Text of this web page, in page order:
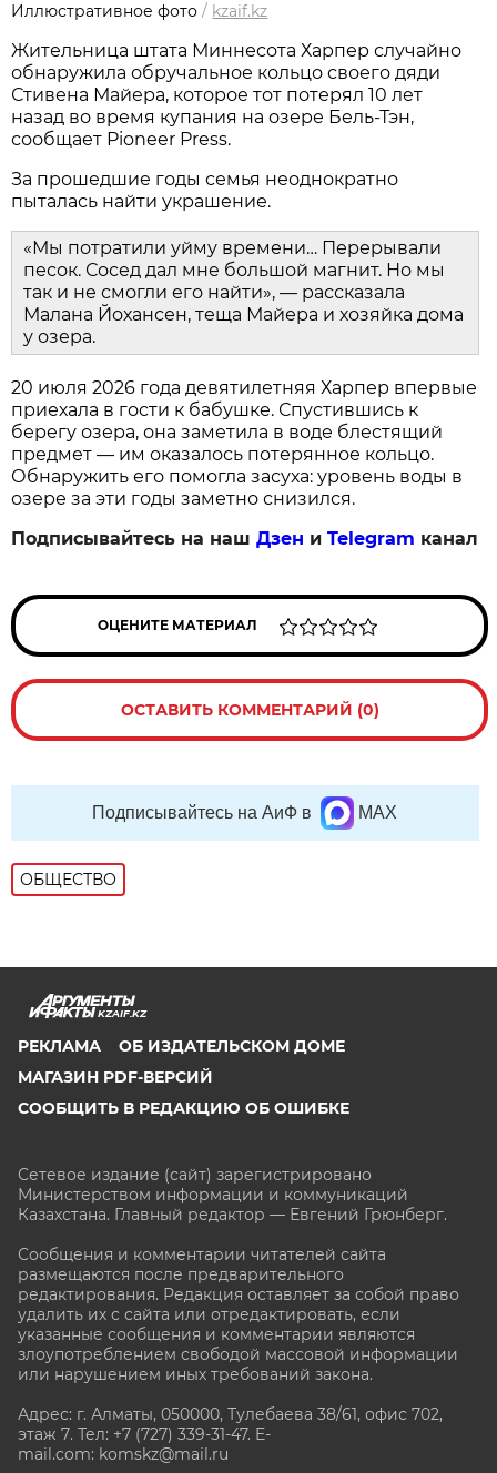
Иллюстративное фото / kzaif.kz
Жительница штата Миннесота Харпер случайно
обнаружила обручальное кольцо своего дяди
Стивена Майера, которое тот потерял 10 лет
назад во время купания на озере Бель-Тэн,
сообщает Pioneer Press.
За прошедшие годы семья неоднократно
пыталась найти украшение.
«Мы потратили уйму времени… Перерывали
песок. Сосед дал мне большой магнит. Но мы
так и не смогли его найти», — рассказала
Малана Йохансен, теща Майера и хозяйка дома
у озера.
20 июля 2026 года девятилетняя Харпер впервые
приехала в гости к бабушке. Спустившись к
берегу озера, она заметила в воде блестящий
предмет — им оказалось потерянное кольцо.
Обнаружить его помогла засуха: уровень воды в
озере за эти годы заметно снизился.
Подписывайтесь на нашДзен иTelegram канал
ОЦЕНИТЕ МАТЕРИАЛ
ОСТАВИТЬ КОММЕНТАРИЙ (0)
Подписывайтесь на АиФ в MAX
ОБЩЕСТВО
KZAIF.KZ
РЕКЛАМА
ОБ ИЗДАТЕЛЬСКОМ ДОМЕ
МАГАЗИН PDF-ВЕРСИЙ
СООБЩИТЬ В РЕДАКЦИЮ ОБ ОШИБКЕ
Сетевое издание (сайт) зарегистрировано
Министерством информации и коммуникаций
Казахстана. Главный редактор — Евгений Грюнберг.
Сообщения и комментарии читателей сайта
размещаются после предварительного
редактирования. Редакция оставляет за собой право
удалить их с сайта или отредактировать, если
указанные сообщения и комментарии являются
злоупотреблением свободой массовой информации
или нарушением иных требований закона.
Адрес: г. Алматы, 050000, Тулебаева 38/61, офис 702,
этаж 7. Тел: +7 (727) 339-31-47. E-
mail.com: komskz@mail.ru